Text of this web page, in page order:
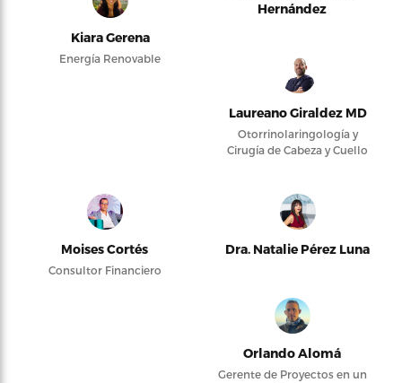
Kiara Gerena
Energía Renovable
Hernández
Laureano Giraldez MD
Otorrinolaringología y
Cirugía de Cabeza y Cuello
Moises Cortés
Consultor Financiero
Dra. Natalie Pérez Luna
Orlando Alomá
Gerente de Proyectos en un